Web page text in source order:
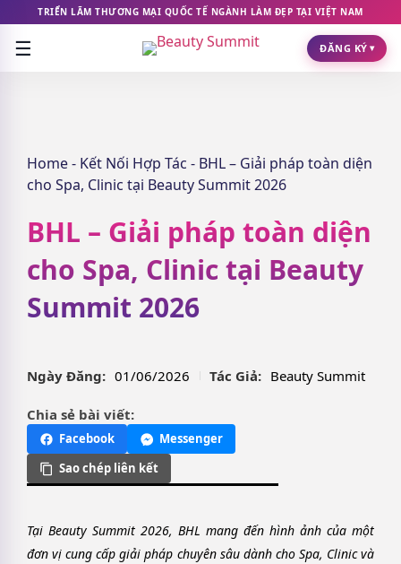
TRIỂN LÃM THƯƠNG MẠI QUỐC TẾ NGÀNH LÀM ĐẸP TẠI VIỆT NAM
☰ ĐĂNG KÝ ▾
Home- Kết Nối Hợp Tác - BHL – Giải pháp toàn diện
cho Spa, Clinic tại Beauty Summit 2026
BHL – Giải pháp toàn diện
cho Spa, Clinic tại Beauty
Summit 2026
Ngày Đăng: 01/06/2026 Tác Giả: Beauty Summit
Chia sẻ bài viết:
Facebook
Messenger
Sao chép liên kết
Tại Beauty Summit 2026, BHL mang đến hình ảnh của một
đơn vị cung cấp giải pháp chuyên sâu dành cho Spa, Clinic và